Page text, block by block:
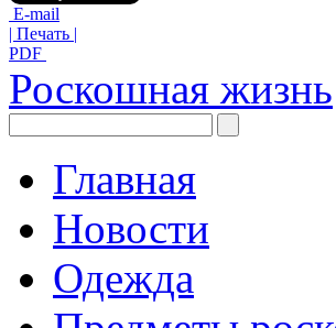
E-mail
| Печать |
PDF
Роскошная жизнь
Главная
Новости
Одежда